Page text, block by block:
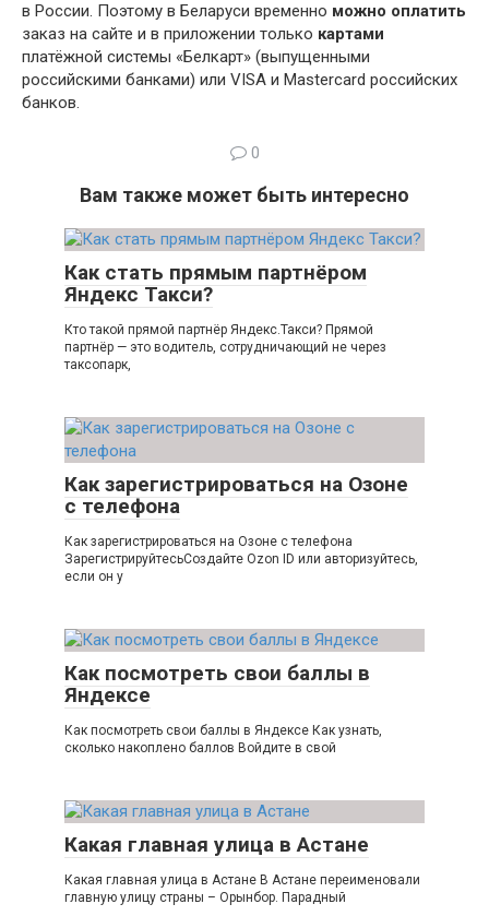
в России. Поэтому в Беларуси временно можно оплатить
заказ на сайте и в приложении только картами
платёжной системы «Белкарт» (выпущенными
российскими банками) или VISA и Mаstercard российских
банков.
0
Вам также может быть интересно
Как стать прямым партнёром
Яндекс Такси?
Кто такой прямой партнёр Яндекс.Такси? Прямой
партнёр — это водитель, сотрудничающий не через
таксопарк,
Как зарегистрироваться на Озоне
с телефона
Как зарегистрироваться на Озоне с телефона
ЗарегистрируйтесьСоздайте Ozon ID или авторизуйтесь,
если он у
Как посмотреть свои баллы в
Яндексе
Как посмотреть свои баллы в Яндексе Как узнать,
сколько накоплено баллов Войдите в свой
Какая главная улица в Астане
Какая главная улица в Астане В Астане переименовали
главную улицу страны – Орынбор. Парадный